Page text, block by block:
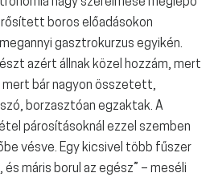
boros előadásokon
gasztrokurzus egyikén.
azért állnak közel hozzám, mert
bár nagyon összetett,
borzasztóan egzaktak. A
párosításoknál ezzel szemben
vésve. Egy kicsivel több fűszer
máris borul az egész” – meséli